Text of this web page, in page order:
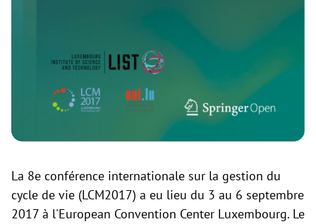
La 8e conférence internationale sur la gestion du
cycle de vie (LCM2017) a eu lieu du 3 au 6 septembre
2017 à l'European Convention Center Luxembourg. Le